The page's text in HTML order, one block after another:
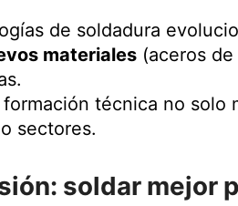
de soldadura
materiales (aceros
técnica no solo
sectores.
soldar mejor